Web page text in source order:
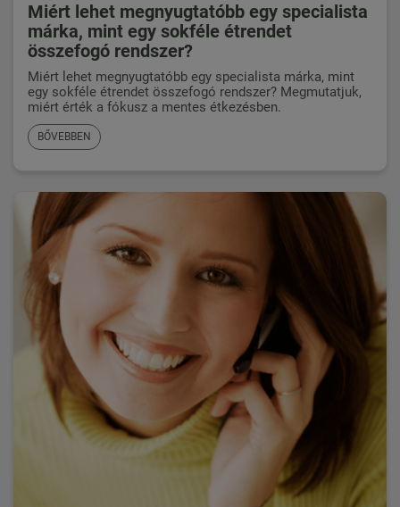
Miért lehet megnyugtatóbb egy specialista
márka, mint egy sokféle étrendet
összefogó rendszer?
Miért lehet megnyugtatóbb egy specialista márka, mint
egy sokféle étrendet összefogó rendszer? Megmutatjuk,
miért érték a fókusz a mentes étkezésben.
BŐVEBBEN